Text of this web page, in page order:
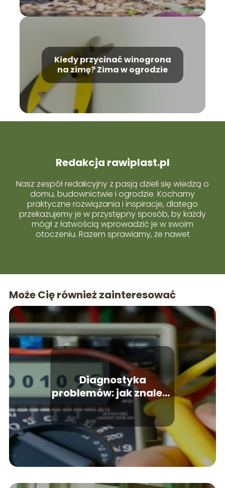
Kiedy przycinać winogrona
na zimę? Zima w ogrodzie
Redakcja rawiplast.pl
Nasz zespół redakcyjny z pasją dzieli się wiedzą o
domu, budownictwie i ogrodzie. Kochamy
praktyczne rozwiązania i inspiracje, dlatego
przekazujemy je w przystępny sposób, by każdy
mógł z łatwością wprowadzić je w swoim
otoczeniu. Razem sprawiamy, że nawet
Może Cię również zainteresować
Diagnostyka
problemów: jak znaleźć
zwarcie w instalacji
elektrycznej – krok po
kroku